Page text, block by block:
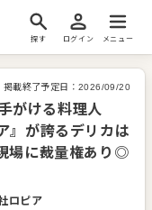
探す ログイン メニュー
掲載終了予定日： 2026/09/20
がける料理人
』が誇るデリカは
場に裁量権あり◎
ロピア